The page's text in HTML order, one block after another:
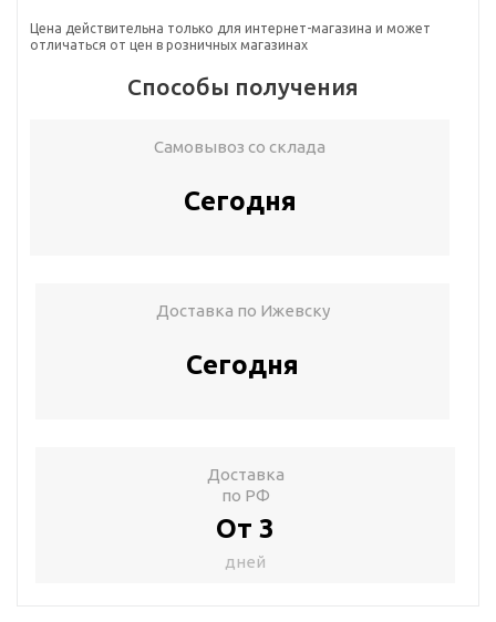
Цена действительна только для интернет-магазина и может
отличаться от цен в розничных магазинах
Способы получения
Самовывоз со склада
Сегодня
Доставка по Ижевску
Сегодня
Доставка
по РФ
От 3
дней